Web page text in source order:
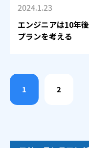
2024.1.23
エンジニアは10年
プランを考える
1 2